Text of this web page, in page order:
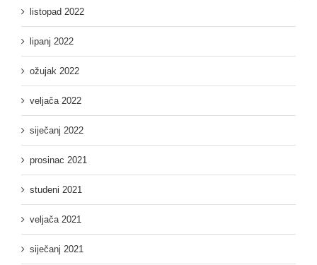
listopad 2022
lipanj 2022
ožujak 2022
veljača 2022
siječanj 2022
prosinac 2021
studeni 2021
veljača 2021
siječanj 2021